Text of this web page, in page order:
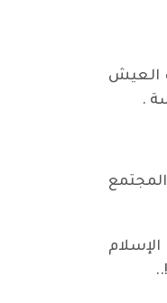
العيش
.